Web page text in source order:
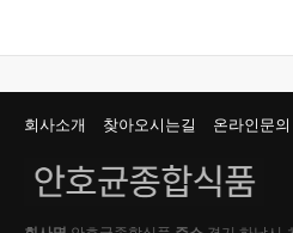
회사소개 찾아오시는길 온라인문의